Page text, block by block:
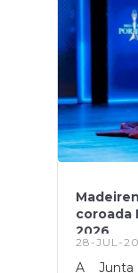
coroada
2026
28-JUL-
A